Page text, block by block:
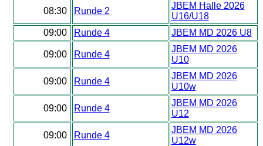
08:30 Runde 2
JBEM Halle 2026
U16/U18
09:00
Runde 4 JBEM MD 2026 U8
09:00 Runde 4
JBEM MD 2026
U10
09:00 Runde 4
JBEM MD 2026
U10w
09:00 Runde 4
JBEM MD 2026
U12
09:00 Runde 4
JBEM MD 2026
U12w